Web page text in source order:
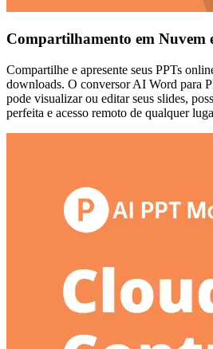
Compartilhamento em Nuvem
Compartilhe e apresente seus PPTs
downloads. O conversor AI Word para
pode visualizar ou editar seus slides,
perfeita e acesso remoto de qualquer